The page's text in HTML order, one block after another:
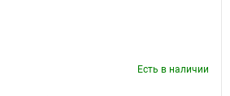
Есть в наличии